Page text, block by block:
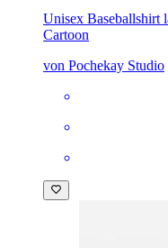
Unisex Baseballshirt
Cartoon
von Pochekay Studio